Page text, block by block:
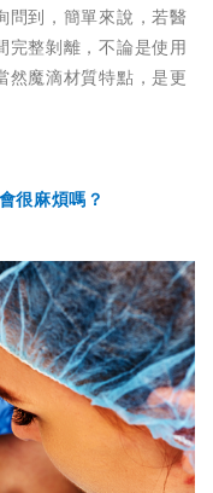
問到，簡單來說，若醫
完整剝離，不論是使用
然魔滴材質特點，是更
很麻煩嗎？